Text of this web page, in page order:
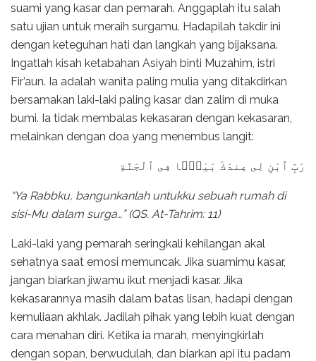
suami yang kasar dan pemarah. Anggaplah itu salah
satu ujian untuk meraih surgamu. Hadapilah takdir ini
dengan keteguhan hati dan langkah yang bijaksana.
Ingatlah kisah ketabahan Asiyah binti Muzahim, istri
Fir’aun. Ia adalah wanita paling mulia yang ditakdirkan
bersamakan laki-laki paling kasar dan zalim di muka
bumi. Ia tidak membalas kekasaran dengan kekasaran,
melainkan dengan doa yang menembus langit:
رَبِّ ٱبْنِ لِى عِندَكَ بَيْتًۭا فِى ٱلْجَنَّةِ
“Ya Rabbku, bangunkanlah untukku sebuah rumah di
sisi-Mu dalam surga…” (QS. At-Tahrim: 11)
Laki-laki yang pemarah seringkali kehilangan akal
sehatnya saat emosi memuncak. Jika suamimu kasar,
jangan biarkan jiwamu ikut menjadi kasar. Jika
kekasarannya masih dalam batas lisan, hadapi dengan
kemuliaan akhlak. Jadilah pihak yang lebih kuat dengan
cara menahan diri. Ketika ia marah, menyingkirlah
dengan sopan, berwudulah, dan biarkan api itu padam